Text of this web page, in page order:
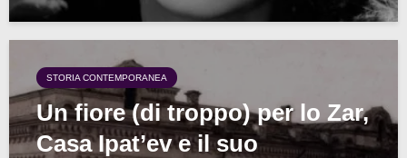
STORIA CONTEMPORANEA
Un fiore (di troppo) per lo Zar,
Casa Ipat’ev e il suo